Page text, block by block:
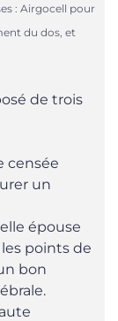
: Airgocell pour
du dos, et
de trois
censée
un
épouse
points de
bon